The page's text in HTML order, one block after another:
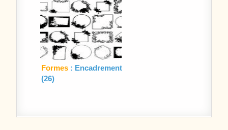
Formes : Encadrement
(26)